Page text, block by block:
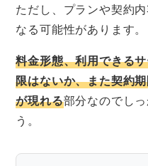
ただし、プランや契約
なる可能性があります。
料金形態、利用できる
限はないか、また契約
が現れる部分なのでし
う。